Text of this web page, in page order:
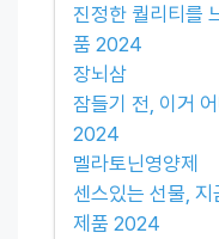
진정한 퀄리티를
품 2024
장뇌삼
잠들기 전, 이거
2024
멜라토닌영양제
센스있는 선물,
제품 2024